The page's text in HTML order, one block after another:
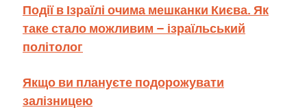
Події в Ізраїлі очима мешканки Києва. Як
таке стало можливим – ізраїльський
політолог
Якщо ви плануєте подорожувати
залізницею